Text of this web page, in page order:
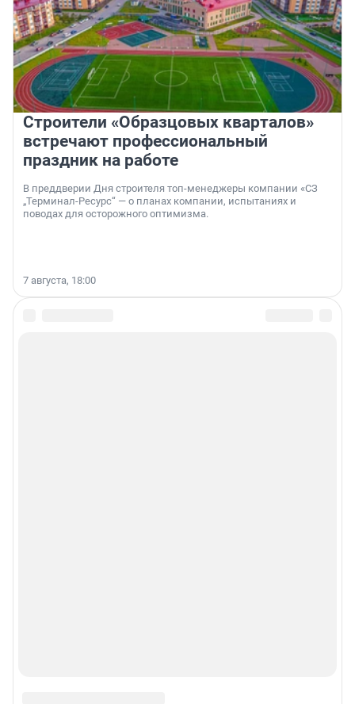
Строители «Образцовых кварталов»
встречают профессиональный
праздник на работе
В преддверии Дня строителя топ-менеджеры компании «СЗ
„Терминал-Ресурс“ — о планах компании, испытаниях и
поводах для осторожного оптимизма.
7 августа, 18:00